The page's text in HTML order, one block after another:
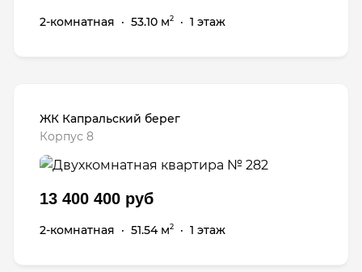
2-комнатная · 53.10 м2 · 1 этаж
ЖК Капральский берег
Корпус 8
13 400 400 руб
2-комнатная · 51.54 м2 · 1 этаж